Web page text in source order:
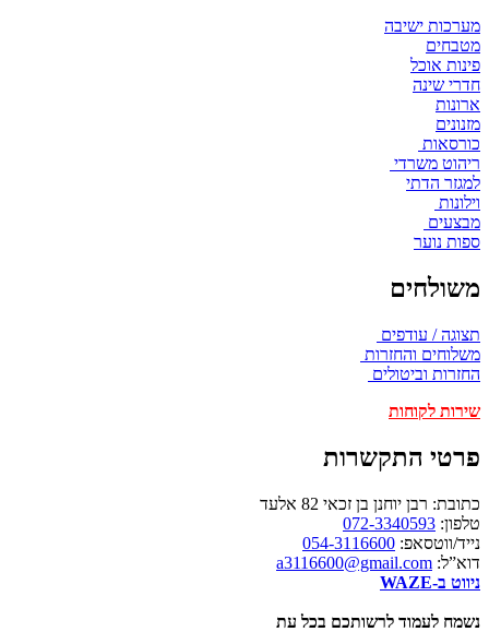
מערכות ישיבה
מטבחים
פינות אוכל
חדרי שינה
ארונות
מזנונים
כורסאות
ריהוט משרדי
למגזר הדתי
וילונות
מבצעים
ספות נוער
משולחים
תצוגה / עודפים
משלוחים והחזרות
החזרות וביטולים
שירות לקוחות
פרטי התקשרות
כתובת: רבן יוחנן בן זכאי 82 אלעד
טלפון: 072-3340593
נייד/ווטסאפ: 054-3116600
דוא”ל: a3116600@gmail.com
ניווט ב-WAZE
נשמח לעמוד לרשותכם בכל עת